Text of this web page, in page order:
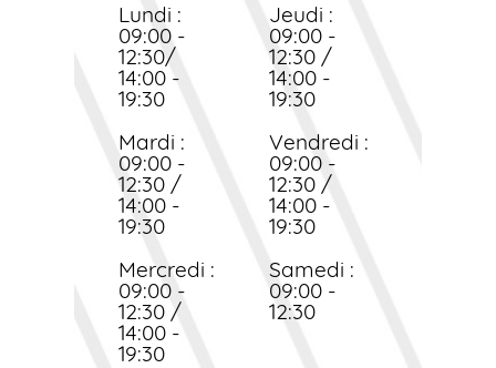
Lundi :
09:00 -
12:30/
14:00 -
19:30
Mardi :
09:00 -
12:30 /
14:00 -
19:30
Mercredi :
09:00 -
12:30 /
14:00 -
19:30
Jeudi :
09:00 -
12:30 /
14:00 -
19:30
Vendredi :
09:00 -
12:30 /
14:00 -
19:30
Samedi :
09:00 -
12:30